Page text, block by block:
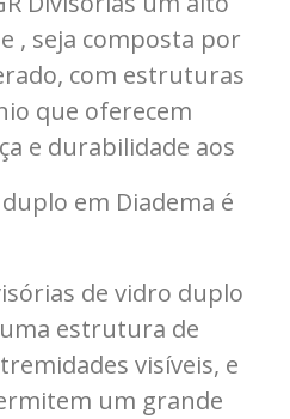
, seja composta por
com estruturas
que oferecem
e durabilidade aos
em Diadema é
de vidro duplo
estrutura de
visíveis, e
um grande